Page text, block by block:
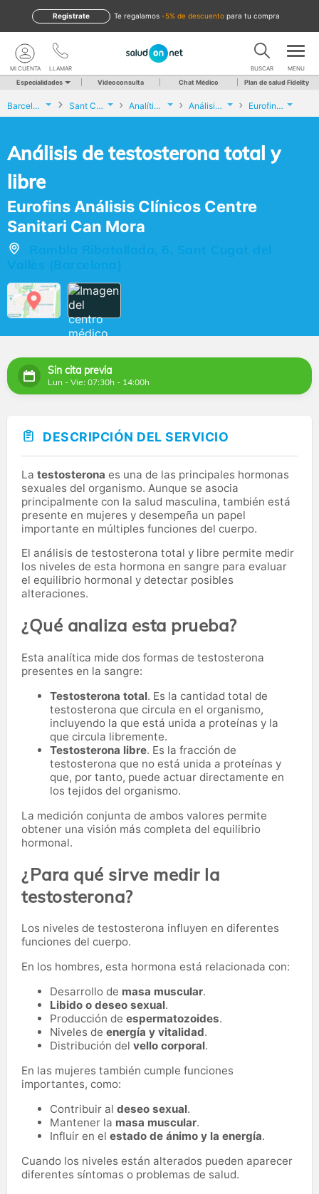
te regalamos -5% de descuento para tu compra
Regístrate
LLAMAR
MI CUENTA BUSCAR MENU
Especialidades Videoconsulta Chat Médico Plan de salud Fidelity
Barcelona Sant Cugat del Vallès Analíticas y Genética Análisis de testosterona total y libre Eurofins Análisis Clínicos Centre Sanitari Can Mora
Análisis de testosterona total y
libre
Eurofins Análisis Clínicos Centre
Sanitari Can Mora
Rambla Ribatallada, 6, Sant Cugat del
Vallès (Barcelona)
Sin cita previa
Lun - Vie: 07:30h - 14:00h
DESCRIPCIÓN DEL SERVICIO
La testosterona es una de las principales hormonas
sexuales del organismo. Aunque se asocia
principalmente con la salud masculina, también está
presente en mujeres y desempeña un papel
importante en múltiples funciones del cuerpo.
El análisis de testosterona total y libre permite medir
los niveles de esta hormona en sangre para evaluar
el equilibrio hormonal y detectar posibles
alteraciones.
¿Qué analiza esta prueba?
Esta analítica mide dos formas de testosterona
presentes en la sangre:
Testosterona total. Es la cantidad total de
testosterona que circula en el organismo,
incluyendo la que está unida a proteínas y la
que circula libremente.
Testosterona libre. Es la fracción de
testosterona que no está unida a proteínas y
que, por tanto, puede actuar directamente en
los tejidos del organismo.
La medición conjunta de ambos valores permite
obtener una visión más completa del equilibrio
hormonal.
¿Para qué sirve medir la
testosterona?
Los niveles de testosterona influyen en diferentes
funciones del cuerpo.
En los hombres, esta hormona está relacionada con:
Desarrollo de masa muscular.
Libido o deseo sexual.
Producción de espermatozoides.
Niveles de energía y vitalidad.
Distribución del vello corporal.
En las mujeres también cumple funciones
importantes, como:
Contribuir al deseo sexual.
Mantener la masa muscular.
Influir en el estado de ánimo y la energía.
Cuando los niveles están alterados pueden aparecer
diferentes síntomas o problemas de salud.